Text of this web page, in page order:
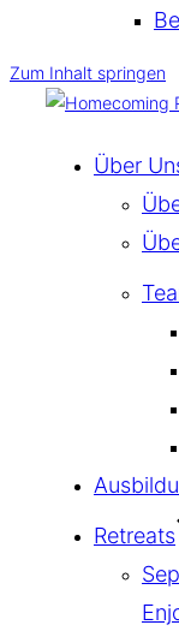
Zum Inhalt springen
Über
Retreats